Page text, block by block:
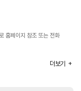
홈페이지 참조 또는 전화
더보기